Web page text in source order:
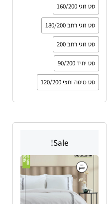
סט זוגי 160/200
סט זוגי רחב 180/200
סט זוגי רחב 200
סט יחיד 90/200
סט מיטה וחצי 120/200
Sale!
עד
⁦₪ 359⁩
יש
מספר
סוגים.
ניתן